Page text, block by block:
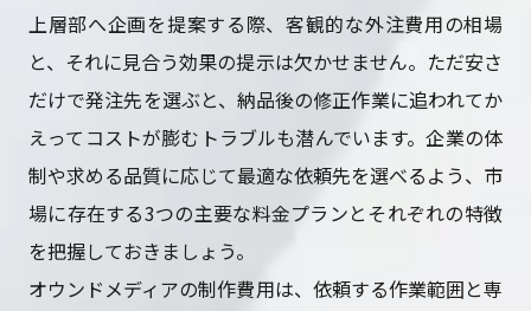
上層部へ企画を提案する際、客観的な外注費用の相場
と、それに見合う効果の提示は欠かせません。ただ安さ
だけで発注先を選ぶと、納品後の修正作業に追われてか
えってコストが膨むトラブルも潜んでいます。企業の体
制や求める品質に応じて最適な依頼先を選べるよう、市
場に存在する3つの主要な料金プランとそれぞれの特徴
を把握しておきましょう。
オウンドメディアの制作費用は、依頼する作業範囲と専